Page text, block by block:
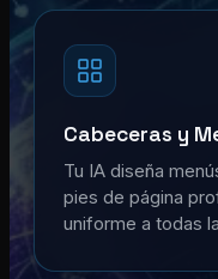
Cabeceras y
Tu IA diseña
pies de página
uniforme a todas